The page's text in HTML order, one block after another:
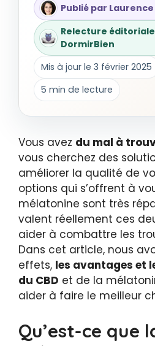
Publié par
Relecture éditoriale
DormirBien
Mis à jour le 3 février 2025
5 min de lecture
Vous avez du mal à
vous cherchez des
améliorer la qualité de
options qui s’offrent à
mélatonine sont très
valent réellement ces
aider à combattre les
Dans cet article, nous
effets, les avantages et
du CBD et de la
aider à faire le meilleur
Qu’est-ce que